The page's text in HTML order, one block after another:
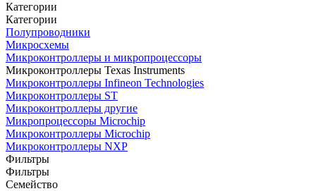
Категории
Категории
Полупроводники
Микросхемы
Микроконтроллеры и микропроцессоры
Микроконтроллеры Texas Instruments
Микроконтроллеры Infineon Technologies
Микроконтроллеры ST
Микроконтроллеры другие
Микропроцессоры Microchip
Микроконтроллеры Microchip
Микроконтроллеры NXP
Фильтры
Фильтры
Семейство